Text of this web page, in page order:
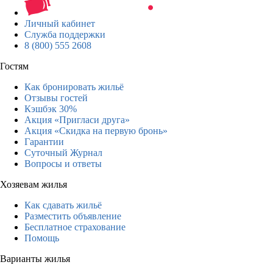
Личный кабинет
Служба поддержки
8 (800) 555 2608
Гостям
Как бронировать жильё
Отзывы гостей
Кэшбэк 30%
Акция «Пригласи друга»
Акция «Скидка на первую бронь»
Гарантии
Суточный Журнал
Вопросы и ответы
Хозяевам жилья
Как сдавать жильё
Разместить объявление
Бесплатное страхование
Помощь
Варианты жилья